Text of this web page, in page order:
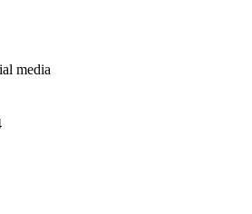
media